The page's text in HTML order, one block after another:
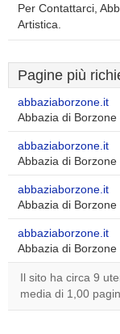
Per Contattarci,
Artistica.
Pagine più
abbaziaborzone.it
Abbazia di Borzone
abbaziaborzone.it
Abbazia di Borzone
abbaziaborzone.it
Abbazia di Borzone
abbaziaborzone.it
Abbazia di
Il sito ha circa 9
media di 1,00